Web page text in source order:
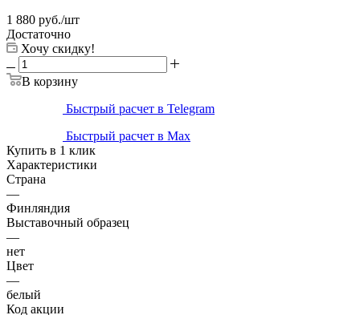
1 880 руб./шт
Достаточно
Хочу скидку!
В корзину
Быстрый расчет в Telegram
Быстрый расчет в Max
Купить в 1 клик
Характеристики
Страна
—
Финляндия
Выставочный образец
—
нет
Цвет
—
белый
Код акции